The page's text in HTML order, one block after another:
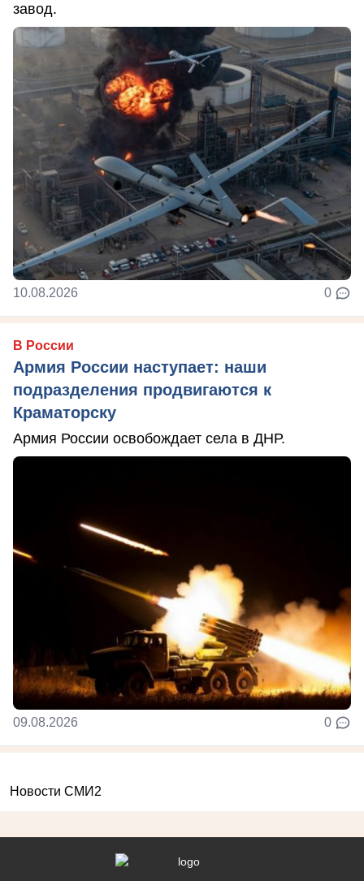
завод.
10.08.2026 0
В России
Армия России наступает: наши
подразделения продвигаются к
Краматорску
Армия России освобождает села в ДНР.
09.08.2026 0
Новости СМИ2